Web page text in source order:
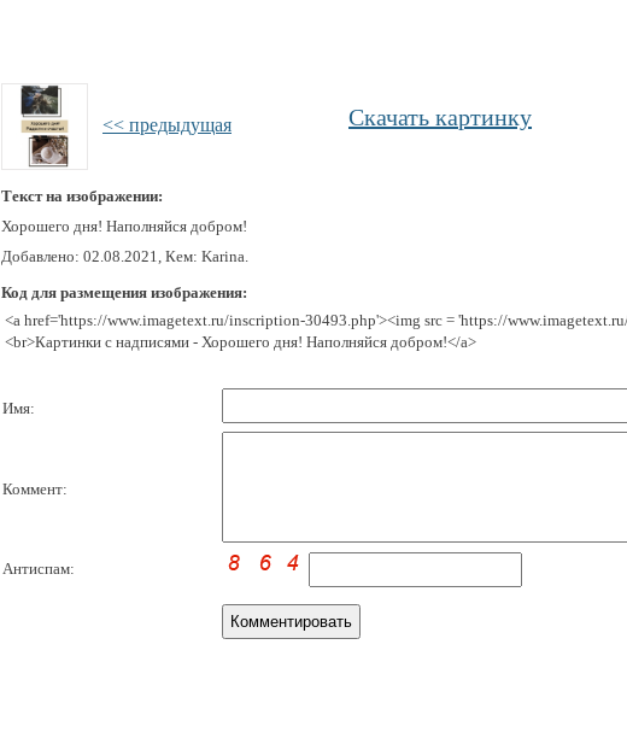
<< предыдущая Скачать картинку
Текст на изображении:
Хорошего дня! Наполняйся добром!
Добавлено: 02.08.2021, Кем: Karina.
Код для размещения изображения:
<a href='https://www.imagetext.ru/inscription-30493.php'><img src = 'https://
<br>Картинки с надписями - Хорошего дня! Наполняйся добром!</a>
Имя:
Коммент:
Антиспам: